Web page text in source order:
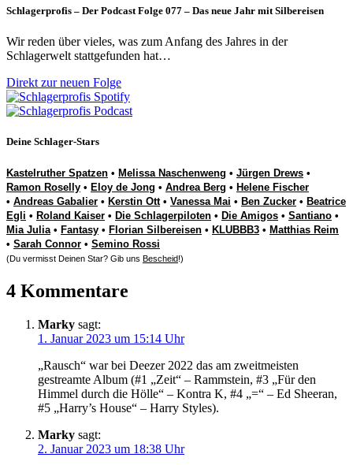
Schlagerprofis – Der Podcast Folge 077 – Das neue Jahr mit Silbereisen
Wir reden über vieles, was zum Anfang des Jahres in der
Schlagerwelt stattgefunden hat…
Direkt zur neuen Folge
Deine Schlager-Stars
Kastelruther Spatzen • Melissa Naschenweng • Jürgen Drews •
Ramon Roselly • Eloy de Jong • Andrea Berg • Helene Fischer
• Andreas Gabalier • Kerstin Ott• Vanessa Mai • Ben Zucker • Beatrice
Egli • Roland Kaiser • Die Schlagerpiloten • Die Amigos • Santiano •
Mia Julia• Fantasy • Florian Silbereisen • KLUBBB3 • Matthias Reim
• Sarah Connor • Semino Rossi
(Du vermisst Deinen Star? Gib uns Bescheid!)
4 Kommentare
Marky sagt:
1. Januar 2023 um 15:14 Uhr
„Rausch“ war bei Deezer 2022 das am zweitmeisten
gestreamte Album (#1 „Zeit“ – Rammstein, #3 „Für den
Himmel durch die Hölle“ – Kontra K, #4 „=“ – Ed Sheeran,
#5 „Harry’s House“ – Harry Styles).
Marky sagt:
2. Januar 2023 um 18:38 Uhr